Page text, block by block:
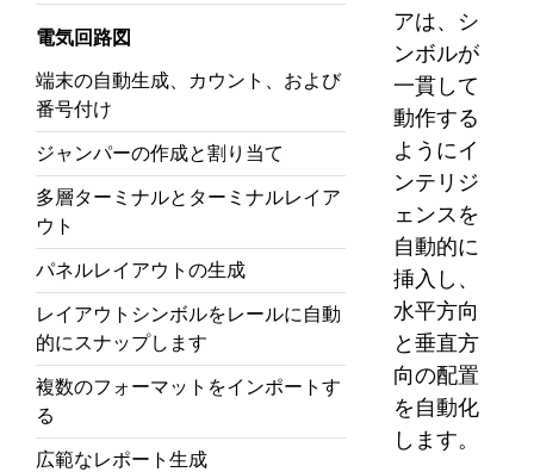
電気回路図
端末の自動生成、カウント、および
番号付け
ジャンパーの作成と割り当て
多層ターミナルとターミナルレイア
ウト
パネルレイアウトの生成
レイアウトシンボルをレールに自動
的にスナップします
複数のフォーマットをインポートす
る
広範なレポート生成
アは、シ
ンボルが
一貫して
動作する
ようにイ
ンテリジ
ェンスを
自動的に
挿入し、
水平方向
と垂直方
向の配置
を自動化
します。